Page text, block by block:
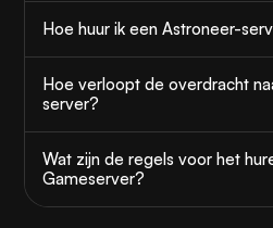
Hoe huur ik een Astroneer-
Hoe verloopt de overdracht
server?
Wat zijn de regels voor het
Gameserver?